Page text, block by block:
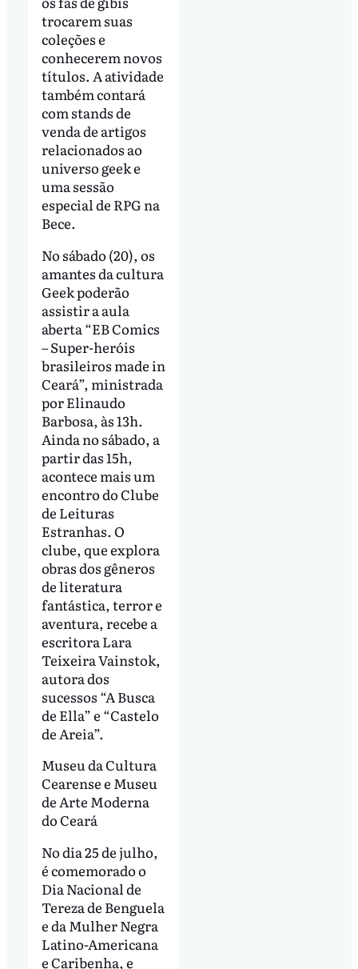
trocarem suas
coleções e
conhecerem novos
títulos. A atividade
também contará
com stands de
venda de artigos
relacionados ao
universo geek e
uma sessão
especial de RPG na
Bece.
No sábado (20), os
amantes da cultura
Geek poderão
assistir a aula
aberta “EB Comics
– Super-heróis
brasileiros made in
Ceará”, ministrada
por Elinaudo
Barbosa, às 13h.
Ainda no sábado, a
partir das 15h,
acontece mais um
encontro do Clube
de Leituras
Estranhas. O
clube, que explora
obras dos gêneros
de literatura
fantástica, terror e
aventura, recebe a
escritora Lara
Teixeira Vainstok,
autora dos
sucessos “A Busca
de Ella” e “Castelo
de Areia”.
Museu da Cultura
Cearense e Museu
de Arte Moderna
do Ceará
No dia 25 de julho,
é comemorado o
Dia Nacional de
Tereza de Benguela
e da Mulher Negra
Latino-Americana
e Caribenha, e